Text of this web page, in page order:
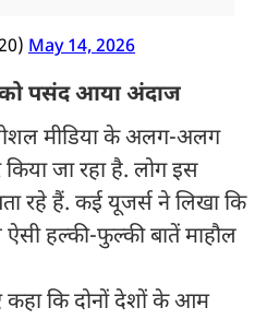
May 14, 2026
को पसंद आया अंदाज
मीडिया के अलग-अलग
जा रहा है. लोग इस
रहे हैं. कई यूजर्स ने लिखा कि
हल्की-फुल्की बातें माहौल
कि दोनों देशों के आम